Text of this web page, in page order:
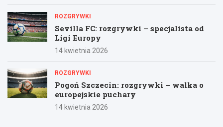
ROZGRYWKI
Sevilla FC: rozgrywki – specjalista od
Ligi Europy
14 kwietnia 2026
ROZGRYWKI
Pogoń Szczecin: rozgrywki – walka o
europejskie puchary
14 kwietnia 2026